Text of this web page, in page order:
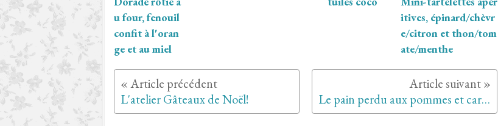
u four, fenouil
confit à l'oran
ge et au miel
itives, épinard/chèvr
e/citron et thon/tom
ate/menthe
L'atelier Gâteaux de Noël! Le pain perdu aux pommes et caramel